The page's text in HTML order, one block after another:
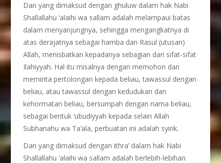
Dan yang dimaksud dengan ghuluw dalam hak Nabi
Shallallahu ‘alaihi wa sallam adalah melampaui batas
dalam menyanjungnya, sehingga mengangkatnya di
atas derajatnya sebagai hamba dan Rasul (utusan)
Allah, menisbatkan kepadanya sebagian dari sifat-sifat
Ilahiyyah. Hal itu misalnya dengan memohon dan
meminta pertolongan kepada beliau, tawassul dengan
beliau, atau tawassul dengan kedudukan dan
kehormatan beliau, bersumpah dengan nama beliau,
sebagai bentuk ‘ubudiyyah kepada selain Allah
Subhanahu wa Ta’ala, perbuatan ini adalah syirik.
Dan yang dimaksud dengan ithra’ dalam hak Nabi
Shallallahu ‘alaihi wa sallam adalah berlebih-lebihan